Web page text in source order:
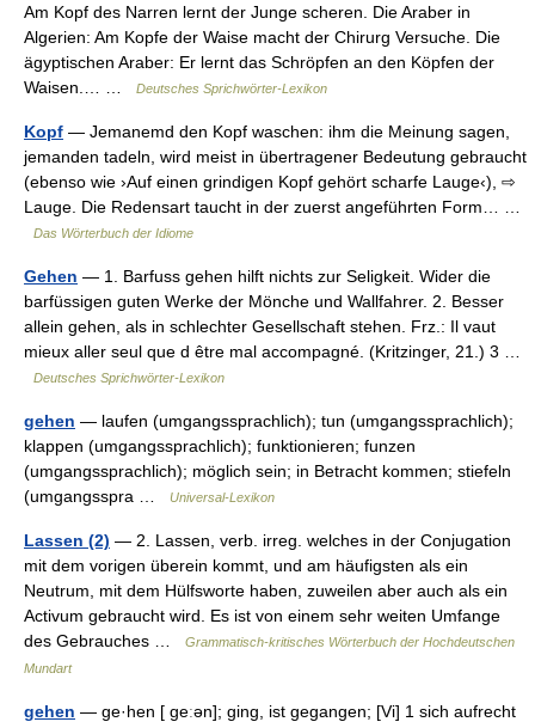
Am Kopf des Narren lernt der Junge scheren. Die Araber in
Algerien: Am Kopfe der Waise macht der Chirurg Versuche. Die
ägyptischen Araber: Er lernt das Schröpfen an den Köpfen der
Waisen.… …
Deutsches Sprichwörter-Lexikon
Kopf — Jemanemd den Kopf waschen: ihm die Meinung sagen,
jemanden tadeln, wird meist in übertragener Bedeutung gebraucht
(ebenso wie ›Auf einen grindigen Kopf gehört scharfe Lauge‹), ⇨
Lauge. Die Redensart taucht in der zuerst angeführten Form… …
Das Wörterbuch der Idiome
Gehen — 1. Barfuss gehen hilft nichts zur Seligkeit. Wider die
barfüssigen guten Werke der Mönche und Wallfahrer. 2. Besser
allein gehen, als in schlechter Gesellschaft stehen. Frz.: Il vaut
mieux aller seul que d être mal accompagné. (Kritzinger, 21.) 3 …
Deutsches Sprichwörter-Lexikon
gehen — laufen (umgangssprachlich); tun (umgangssprachlich);
klappen (umgangssprachlich); funktionieren; funzen
(umgangssprachlich); möglich sein; in Betracht kommen; stiefeln
(umgangsspra …
Universal-Lexikon
Lassen (2) — 2. Lassen, verb. irreg. welches in der Conjugation
mit dem vorigen überein kommt, und am häufigsten als ein
Neutrum, mit dem Hülfsworte haben, zuweilen aber auch als ein
Activum gebraucht wird. Es ist von einem sehr weiten Umfange
des Gebrauches …
Grammatisch-kritisches Wörterbuch der Hochdeutschen
Mundart
gehen — ge·hen [ ɡeːən]; ging, ist gegangen; [Vi] 1 sich aufrecht